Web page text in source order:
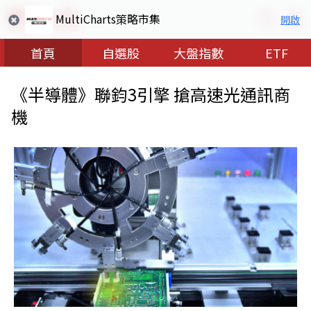
MultiCharts策略市集 開啟
首頁 自選股 大盤指數 ETF
《半導體》聯鈞3引擎 搶高速光通訊商
機